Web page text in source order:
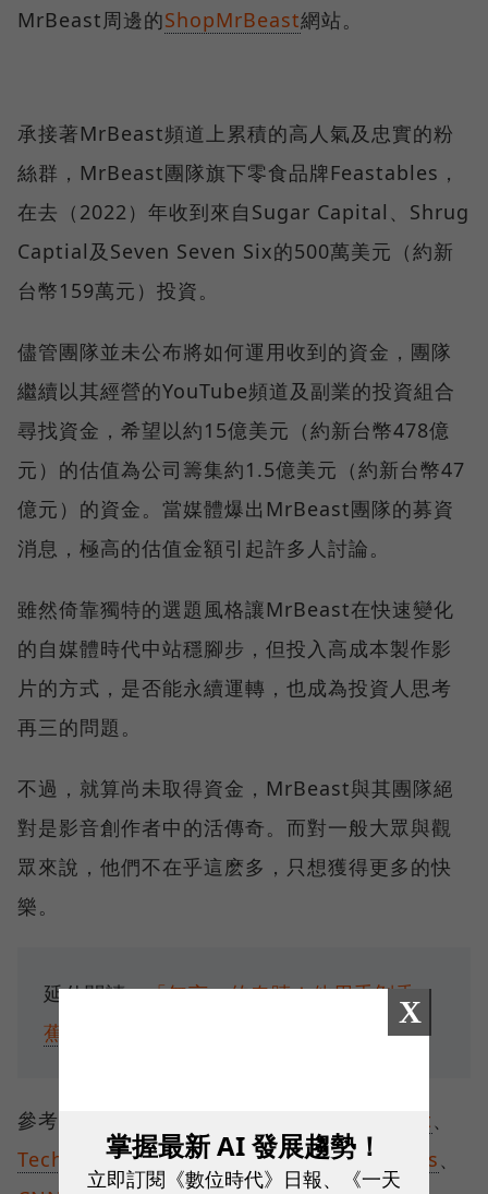
MrBeast周邊的ShopMrBeast網站。
承接著MrBeast頻道上累積的高人氣及忠實的粉
絲群，MrBeast團隊旗下零食品牌Feastables，
在去（2022）年收到來自Sugar Capital、Shrug
Captial及Seven Seven Six的500萬美元（約新
台幣159萬元）投資。
儘管團隊並未公布將如何運用收到的資金，團隊
繼續以其經營的YouTube頻道及副業的投資組合
尋找資金，希望以約15億美元（約新台幣478億
元）的估值為公司籌集約1.5億美元（約新台幣47
億元）的資金。當媒體爆出MrBeast團隊的募資
消息，極高的估值金額引起許多人討論。
雖然倚靠獨特的選題風格讓MrBeast在快速變化
的自媒體時代中站穩腳步，但投入高成本製作影
片的方式，是否能永續運轉，也成為投資人思考
再三的問題。
不過，就算尚未取得資金，MrBeast與其團隊絕
對是影音創作者中的活傳奇。而對一般大眾與觀
眾來說，他們不在乎這麽多，只想獲得更多的快
樂。
延伸閱讀：「無言」的奇蹟！他用手剝香
蕉，竟狂圈1.6億粉絲成TikToker之王
參考資料： TuBeast
TechCrunch、The Future of Social 、 Axios
X
掌握最新 AI 發展趨勢！
立即訂閱《數位時代》日報、《一天